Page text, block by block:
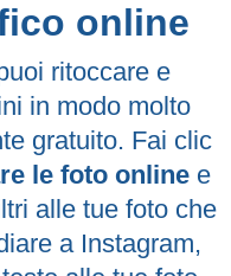
online
ritoccare e
in modo molto
gratuito. Fai clic
le foto online e
alle tue foto che
a Instagram,